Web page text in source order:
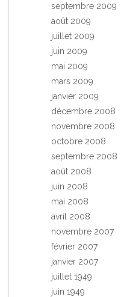
septembre 2009
août 2009
juillet 2009
juin 2009
mai 2009
mars 2009
janvier 2009
décembre 2008
novembre 2008
octobre 2008
septembre 2008
août 2008
juin 2008
mai 2008
avril 2008
novembre 2007
février 2007
janvier 2007
juillet 1949
juin 1949